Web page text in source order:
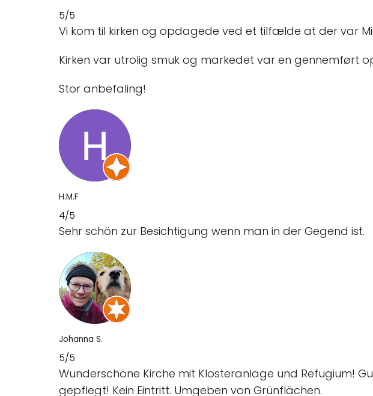
5/5
Vi kom til kirken og opdagede ved et tilfælde at der var
Kirken var utrolig smuk og markedet var en gennemført
Stor anbefaling!
H.M.F
4/5
Sehr schön zur Besichtigung wenn man in der Gegend ist.
Johanna S.
5/5
Wunderschöne Kirche mit Klosteranlage und Refugium!
gepflegt! Kein Eintritt. Umgeben von Grünflächen.